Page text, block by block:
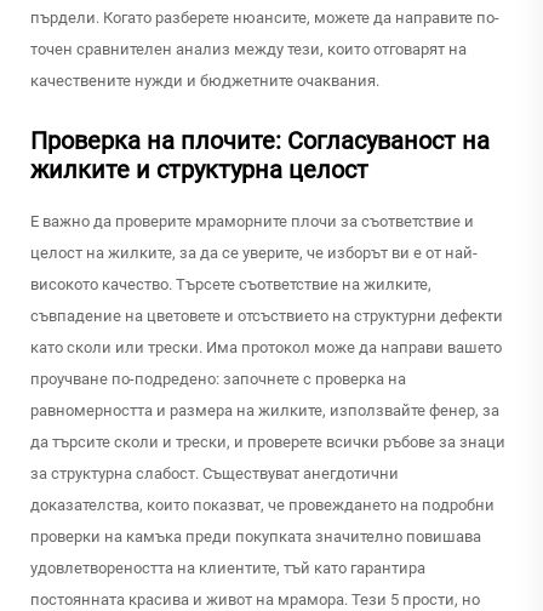
пърдели. Когато разберете нюансите, можете да направите по-
точен сравнителен анализ между тези, които отговарят на
качествените нужди и бюджетните очаквания.
Проверка на плочите: Согласуваност на
жилките и структурна целост
Е важно да проверите мраморните плочи за съответствие и
целост на жилките, за да се уверите, че изборът ви е от най-
високото качество. Търсете съответствие на жилките,
съвпадение на цветовете и отсъствието на структурни дефекти
като сколи или трески. Има протокол може да направи вашето
проучване по-подредено: започнете с проверка на
равномерността и размера на жилките, използвайте фенер, за
да търсите сколи и трески, и проверете всички ръбове за знаци
за структурна слабост. Съществуват анегдотични
доказателства, които показват, че провеждането на подробни
проверки на камъка преди покупката значително повишава
удовлетвореността на клиентите, тъй като гарантира
постоянната красива и живот на мрамора. Тези 5 прости, но